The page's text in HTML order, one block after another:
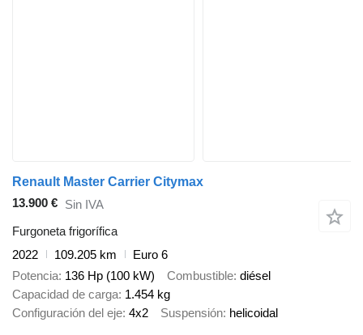
Renault Master Carrier Citymax
13.900 € Sin IVA
Furgoneta frigorífica
2022
109.205 km
Euro 6
Potencia 136 Hp (100 kW) Combustible diésel
Capacidad de carga 1.454 kg
Configuración del eje 4x2 Suspensión helicoidal